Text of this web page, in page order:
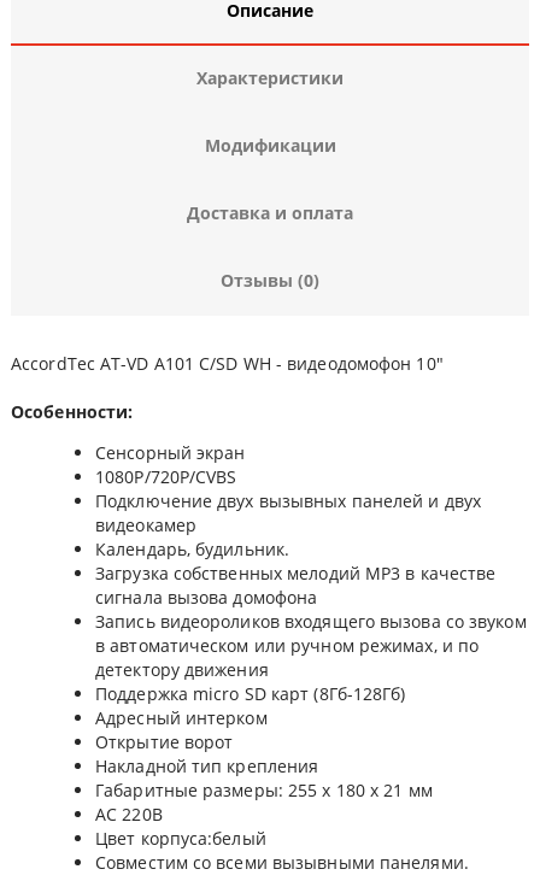
Описание
Характеристики
Модификации
Доставка и оплата
Отзывы (0)
AccordTec AT-VD A101 C/SD WH - видеодомофон 10"
Особенности:
Сенсорный экран
1080P/720P/CVBS
Подключение двух вызывных панелей и двух
видеокамер
Календарь, будильник.
Загрузка собственных мелодий MP3 в качестве
сигнала вызова домофона
Запись видеороликов входящего вызова со звуком
в автоматическом или ручном режимах, и по
детектору движения
Поддержка micro SD карт (8Гб-128Гб)
Адресный интерком
Открытие ворот
Накладной тип крепления
Габаритные размеры: 255 х 180 х 21 мм
АС 220В
Цвет корпуса:белый
Совместим со всеми вызывными панелями.